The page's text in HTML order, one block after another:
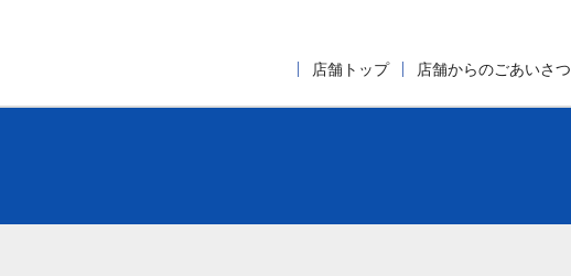
店舗トップ 店舗からのごあいさつ